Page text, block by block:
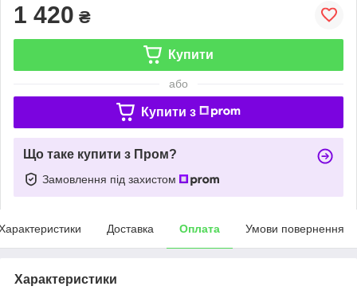
1 420 ₴
Купити
або
Купити з
Що таке купити з Пром?
Замовлення під захистом
Доставка Оплата Умови повернення
Характеристики